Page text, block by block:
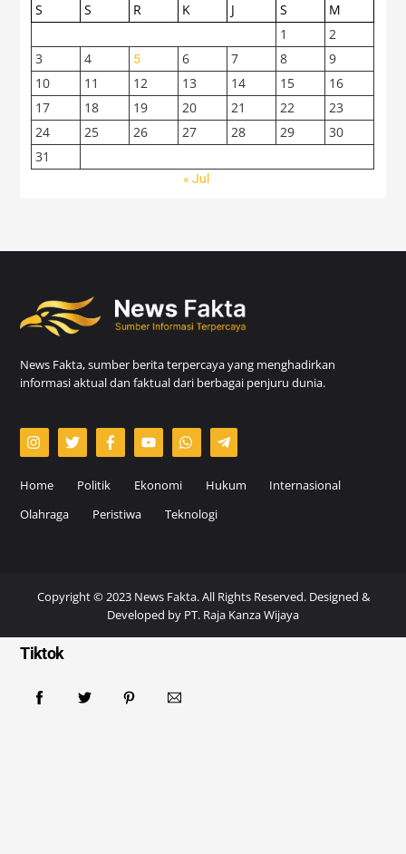
S
S R K J S
M
1
2
3
4 5 6 7 8
9
10
11 12 13 14 15
16
17
18 19 20 21 22
23
24
25 26 27 28 29
30
31
« Jul
News Fakta, sumber berita terpercaya yang menghadirkan
informasi aktual dan faktual dari berbagai penjuru dunia.
Home Politik Ekonomi Hukum
Internasional
Olahraga
Peristiwa Teknologi
Copyright © 2023 News Fakta. All Rights Reserved. Designed &
Developed by PT. Raja Kanza Wijaya
Tiktok